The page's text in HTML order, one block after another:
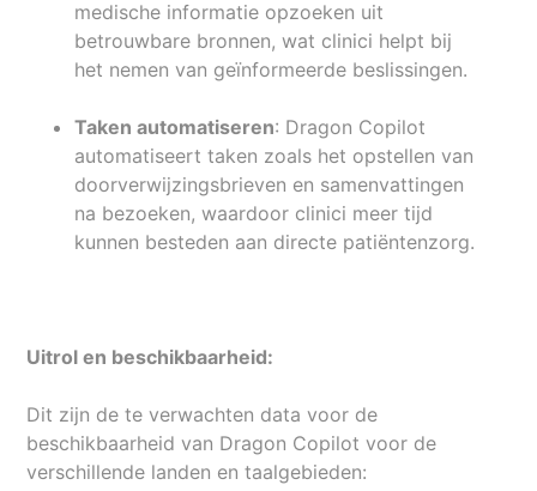
medische informatie opzoeken uit
betrouwbare bronnen, wat clinici helpt bij
het nemen van geïnformeerde beslissingen.
Taken automatiseren: Dragon Copilot
automatiseert taken zoals het opstellen van
doorverwijzingsbrieven en samenvattingen
na bezoeken, waardoor clinici meer tijd
kunnen besteden aan directe patiëntenzorg.
Uitrol en beschikbaarheid:
Dit zijn de te verwachten data voor de
beschikbaarheid van Dragon Copilot voor de
verschillende landen en taalgebieden: